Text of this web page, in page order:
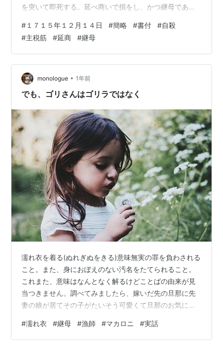
を突いて即死する。延べ商いで損をし、かつ継母であっ
# １７１５年１２月１４日 #簡略 #書付 #自殺
#主税筋 #延商 #継母
monologue • 1年前
でも、ゴリさんはゴリラではなく
濡れ衣を着る(ぬれぎぬをきる)意味無実の罪を負わされる
こと。また、身におぼえのない汚名をたてられること。
これまた、意味はなんとなく解るけどことばの由来が見
当つきません。調べてみましたら、嫁いだ先の旦那に先
妻の娘が居てその子がたいそう可愛くて旦那のお気に入
装った漁師の服をわざと見つかるように置いて、それを
見た旦那が娘を嫌うように仕向けたという訳の分からな
#濡れ衣 #継母 #漁師 #マカロニ #実話